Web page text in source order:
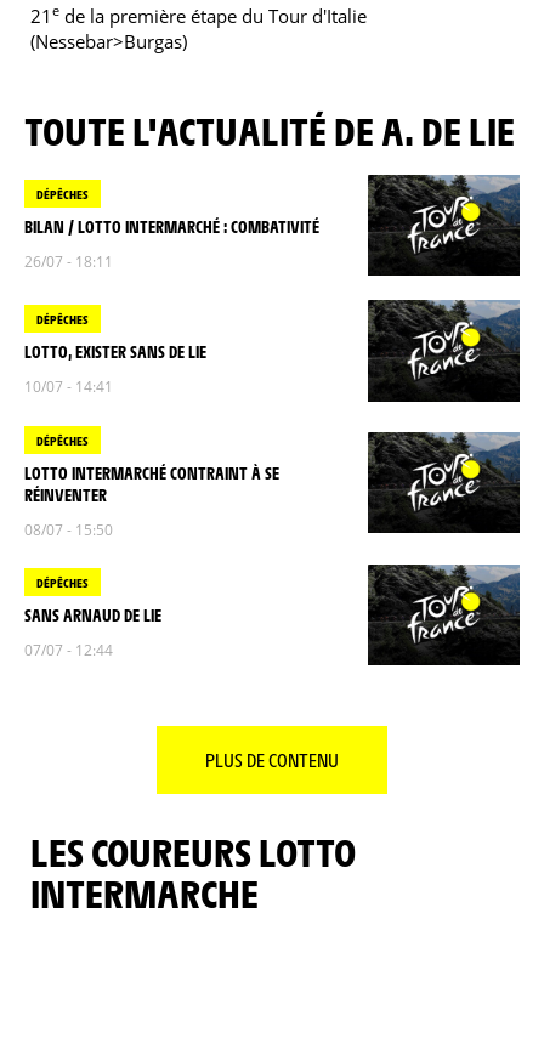
21 e de la première étape du Tour d'Italie
(Nessebar>Burgas)
TOUTE L'ACTUALITÉ DE A. DE LIE
DÉPÊCHES
BILAN / LOTTO INTERMARCHÉ : COMBATIVITÉ
26/07 - 18:11
DÉPÊCHES
LOTTO, EXISTER SANS DE LIE
10/07 - 14:41
DÉPÊCHES
LOTTO INTERMARCHÉ CONTRAINT À SE
RÉINVENTER
08/07 - 15:50
DÉPÊCHES
SANS ARNAUD DE LIE
07/07 - 12:44
PLUS DE CONTENU
LES COUREURS LOTTO
INTERMARCHE